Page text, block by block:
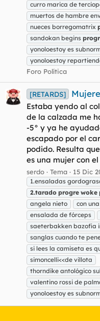
curro marica de
muertos de hambre
nueces borregomatrix
sandokan begins
yonoloestoy es
yonoloestoy
Foro Política
[RETARDS]
Estaba yendo al
de la calzada me
-5° y ya he
escapado por el
podido. Resulta
es una mujer con
serdo Tema 15 Dic
1.ensaladas
2.tarado progre woke
angela nieto
con
ensalada de fórceps
saeterbakken bazofia
sanglas cuando te
si lees la camiseta es
simoncelli<<de villota
thorndike antológico
valentino rossi de
yonoloestoy es